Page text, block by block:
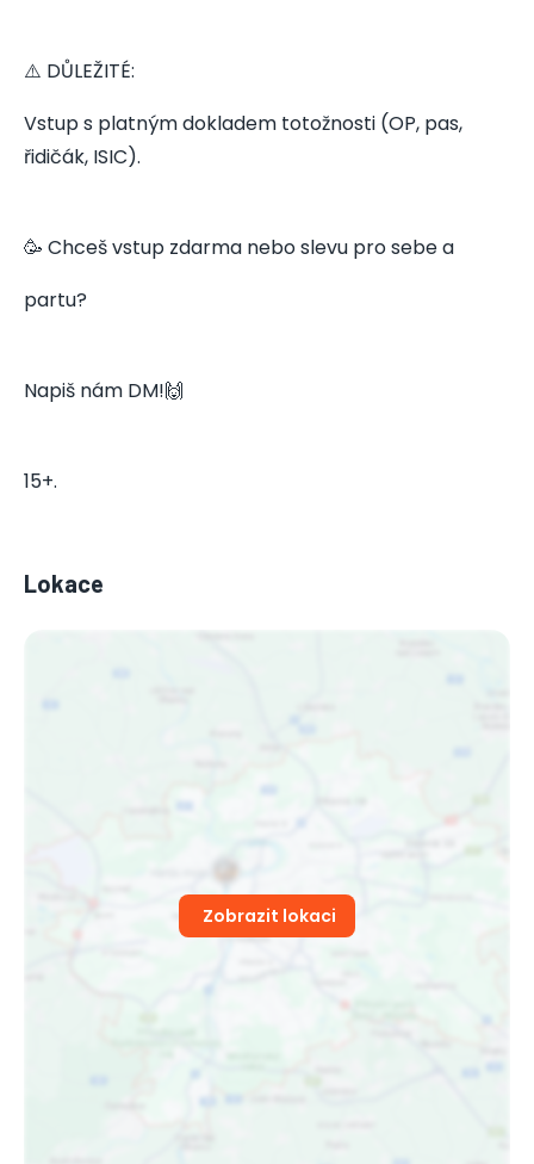
⚠️ DŮLEŽITÉ:
Vstup s platným dokladem totožnosti (OP, pas,
řidičák, ISIC).
🥳 Chceš vstup zdarma nebo slevu pro sebe a
partu?
Napiš nám DM!🙌
15+.
Lokace
Zobrazit lokaci